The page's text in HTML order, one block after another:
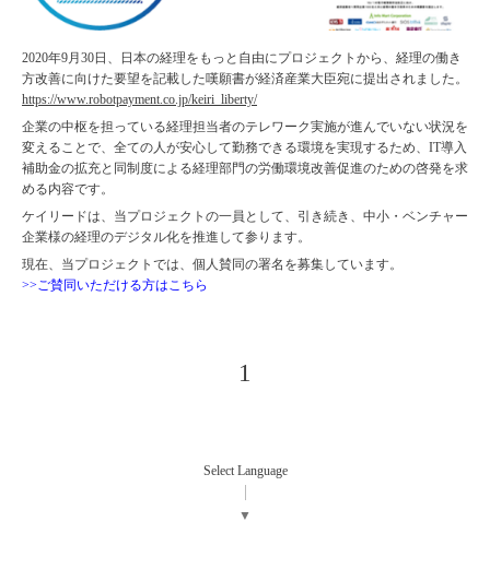
2020年9月30日、日本の経理をもっと自由にプロジェクトから、経理の働き
方改善に向けた要望を記載した嘆願書が経済産業大臣宛に提出されました。
https://www.robotpayment.co.jp/keiri_liberty/
企業の中枢を担っている経理担当者のテレワーク実施が進んでいない状況を
変えることで、全ての人が安心して勤務できる環境を実現するため、IT導入
補助金の拡充と同制度による経理部門の労働環境改善促進のための啓発を求
める内容です。
ケイリードは、当プロジェクトの一員として、引き続き、中小・ベンチャー
企業様の経理のデジタル化を推進して参ります。
現在、当プロジェクトでは、個人賛同の署名を募集しています。
>> ご賛同いただける方はこちら
1
Select Language
▼